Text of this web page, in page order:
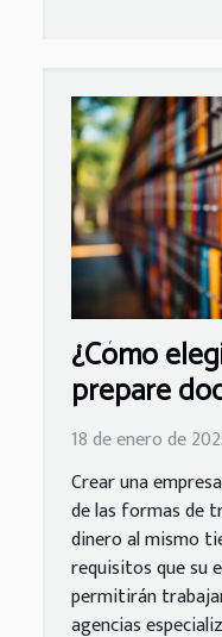
¿Cómo
prepare
18 de enero de
Crear una
de las formas de
dinero al mismo
requisitos que su
permitirán
agencias